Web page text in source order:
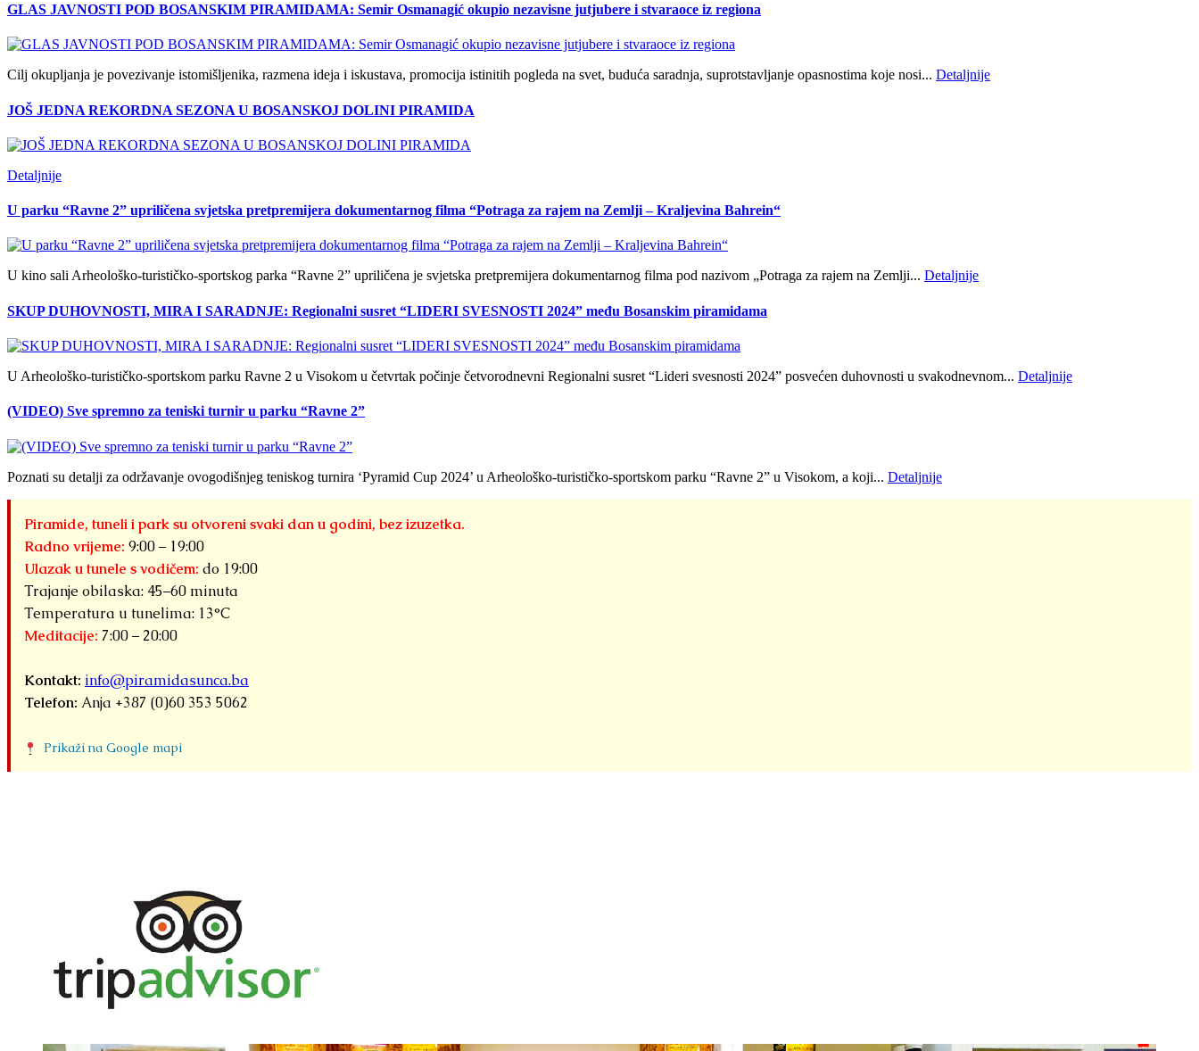
GLAS JAVNOSTI POD BOSANSKIM PIRAMIDAMA: Semir Osmanagić okupio nezavisne jutjubere i stvaraoce iz regiona
Cilj okupljanja je povezivanje istomišljenika, razmena ideja i iskustava, promocija istinitih pogleda na svet, buduća saradnja, suprotstavljanje opasnostima koje nosi... Detaljnije
JOŠ JEDNA REKORDNA SEZONA U BOSANSKOJ DOLINI PIRAMIDA
Detaljnije
U parku “Ravne 2” upriličena svjetska pretpremijera dokumentarnog filma “Potraga za rajem na Zemlji – Kraljevina Bahrein“
U kino sali Arheološko-turističko-sportskog parka “Ravne 2” upriličena je svjetska pretpremijera dokumentarnog filma pod nazivom „Potraga za rajem na Zemlji... Detaljnije
SKUP DUHOVNOSTI, MIRA I SARADNJE: Regionalni susret “LIDERI SVESNOSTI 2024” među Bosanskim piramidama
U Arheološko-turističko-sportskom parku Ravne 2 u Visokom u četvrtak počinje četvorodnevni Regionalni susret “Lideri svesnosti 2024” posvećen duhovnosti u svakodnevnom... Detaljnije
(VIDEO) Sve spremno za teniski turnir u parku “Ravne 2”
Poznati su detalji za održavanje ovogodišnjeg teniskog turnira ‘Pyramid Cup 2024’ u Arheološko-turističko-sportskom parku “Ravne 2” u Visokom, a koji... Detaljnije
Piramide, tuneli i park su otvoreni svaki dan u godini, bez izuzetka.
Radno vrijeme: 9:00 – 19:00
Ulazak u tunele s vodičem: do 19:00
Trajanje obilaska: 45–60 minuta
Temperatura u tunelima: 13°C
Meditacije: 7:00 – 20:00
Kontakt: info@piramidasunca.ba
Telefon: Anja +387 (0)60 353 5062
Prikaži na Google mapi